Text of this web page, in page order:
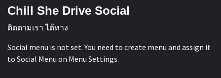
Chill She Drive Social
ติดตามเรา ได้ทาง
Social menu is not set. You need to create menu and assign it
to Social Menu on Menu Settings.